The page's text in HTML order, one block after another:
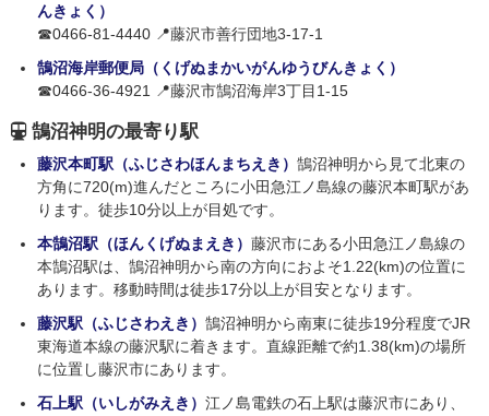
んきょく）
☎0466-81-4440 📍藤沢市善行団地3-17-1
鵠沼海岸郵便局（くげぬまかいがんゆうびんきょく）
☎0466-36-4921 📍藤沢市鵠沼海岸3丁目1-15
鵠沼神明の最寄り駅
藤沢本町駅（ふじさわほんまちえき） 鵠沼神明から見て北東の
方角に720(m)進んだところに小田急江ノ島線の藤沢本町駅があ
ります。徒歩10分以上が目処です。
本鵠沼駅（ほんくげぬまえき） 藤沢市にある小田急江ノ島線の
本鵠沼駅は、鵠沼神明から南の方向におよそ1.22(km)の位置に
あります。移動時間は徒歩17分以上が目安となります。
藤沢駅（ふじさわえき） 鵠沼神明から南東に徒歩19分程度でJR
東海道本線の藤沢駅に着きます。直線距離で約1.38(km)の場所
に位置し藤沢市にあります。
石上駅（いしがみえき） 江ノ島電鉄の石上駅は藤沢市にあり、